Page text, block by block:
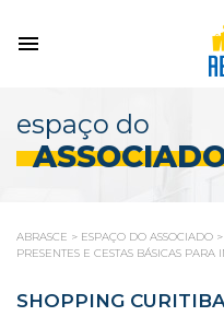
espaço do
ABRASCE > ESPAÇO DO ASSOCIADO >
PRESENTES E CESTAS BÁSICAS PARA
SHOPPING